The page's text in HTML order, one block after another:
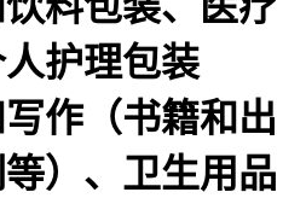
护理包装
作（书籍和出
）、卫生用品